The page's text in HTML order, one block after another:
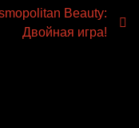
Beauty:
Двойная игра!